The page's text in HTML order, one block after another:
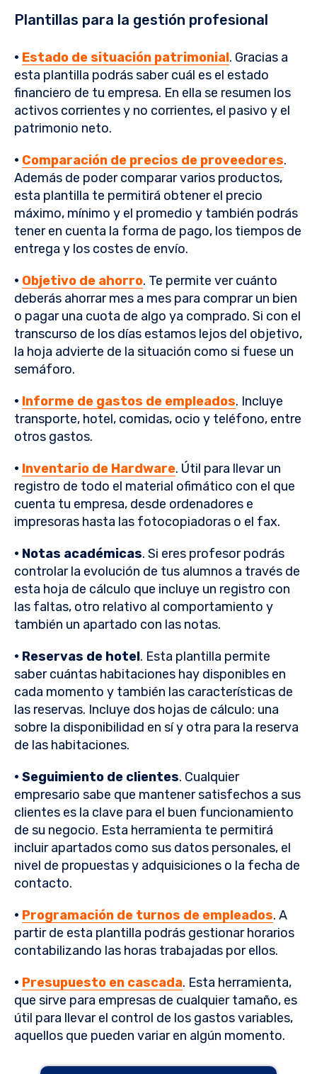
Plantillas para la gestión profesional
· Estado de situación patrimonial. Gracias a
esta plantilla podrás saber cuál es el estado
financiero de tu empresa. En ella se resumen los
activos corrientes y no corrientes, el pasivo y el
patrimonio neto.
· Comparación de precios de proveedores.
Además de poder comparar varios productos,
esta plantilla te permitirá obtener el precio
máximo, mínimo y el promedio y también podrás
tener en cuenta la forma de pago, los tiempos de
entrega y los costes de envío.
· Objetivo de ahorro. Te permite ver cuánto
deberás ahorrar mes a mes para comprar un bien
o pagar una cuota de algo ya comprado. Si con el
transcurso de los días estamos lejos del objetivo,
la hoja advierte de la situación como si fuese un
semáforo.
· Informe de gastos de empleados. Incluye
transporte, hotel, comidas, ocio y teléfono, entre
otros gastos.
· Inventario de Hardware. Útil para llevar un
registro de todo el material ofimático con el que
cuenta tu empresa, desde ordenadores e
impresoras hasta las fotocopiadoras o el fax.
· Notas académicas. Si eres profesor podrás
controlar la evolución de tus alumnos a través de
esta hoja de cálculo que incluye un registro con
las faltas, otro relativo al comportamiento y
también un apartado con las notas.
· Reservas de hotel. Esta plantilla permite
saber cuántas habitaciones hay disponibles en
cada momento y también las características de
las reservas. Incluye dos hojas de cálculo: una
sobre la disponibilidad en sí y otra para la reserva
de las habitaciones.
· Seguimiento de clientes. Cualquier
empresario sabe que mantener satisfechos a sus
clientes es la clave para el buen funcionamiento
de su negocio. Esta herramienta te permitirá
incluir apartados como sus datos personales, el
nivel de propuestas y adquisiciones o la fecha de
contacto.
· Programación de turnos de empleados. A
partir de esta plantilla podrás gestionar horarios
contabilizando las horas trabajadas por ellos.
· Presupuesto en cascada. Esta herramienta,
que sirve para empresas de cualquier tamaño, es
útil para llevar el control de los gastos variables,
aquellos que pueden variar en algún momento.